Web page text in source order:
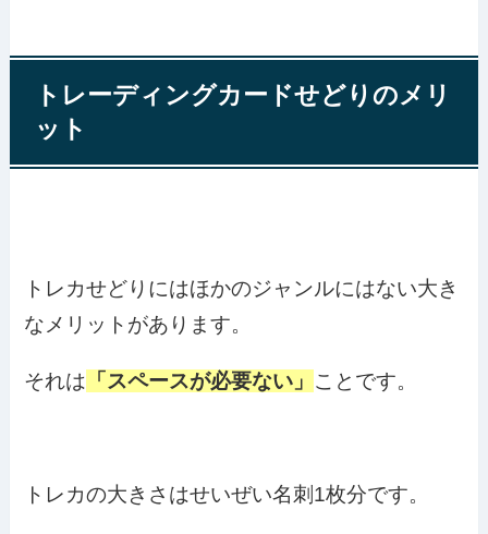
トレーディングカードせどりのメリ
ット
トレカせどりにはほかのジャンルにはない大き
なメリットがあります。
それは 「スペースが必要ない」 ことです。
トレカの大きさはせいぜい名刺1枚分です。